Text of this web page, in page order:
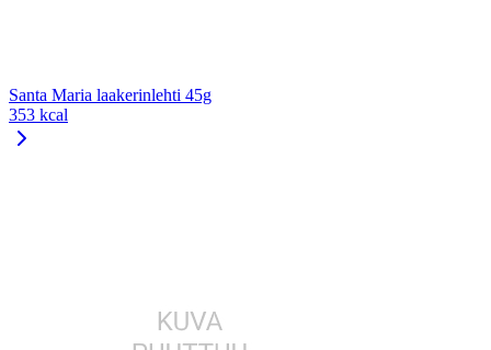
Santa Maria laakerinlehti 45g
353 kcal